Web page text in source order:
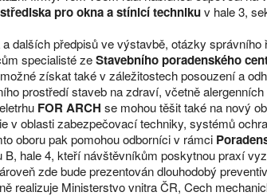
pro okna a stínicí technikuv hale 3,
dalších předpisů ve výstavbě, otázky správního
specialisté zeStavebního poradenského
získat také v záležitostech posouzení a
prostředí staveb na zdraví, včetně alergenních
FOR ARCH se mohou těšit také na nový
v oblasti zabezpečovací techniky, systémů
oboru pak pomohou odborníci v rámci
B, hale 4, kteří návštěvníkům poskytnou praxí
zde bude prezentován dlouhodobý
realizuje Ministerstvo vnitra ČR, Cech